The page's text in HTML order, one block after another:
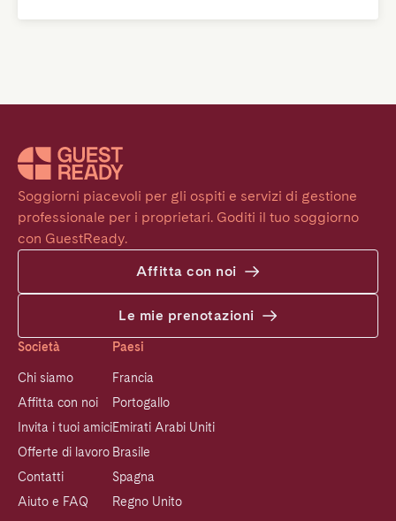
Soggiorni piacevoli per gli ospiti e servizi di gestione
professionale per i proprietari. Goditi il tuo soggiorno
con GuestReady.
Affitta con noi
Le mie prenotazioni
Società
Chi siamo
Affitta con noi
Invita i tuoi amici
Offerte di lavoro
Contatti
Aiuto e FAQ
Paesi
Francia
Portogallo
Emirati Arabi Uniti
Brasile
Spagna
Regno Unito